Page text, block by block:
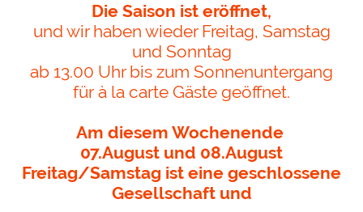
Die Saison ist eröffnet,
und wir haben wieder Freitag, Samstag
und Sonntag
ab 13.00 Uhr bis zum Sonnenuntergang
für à la carte Gäste geöffnet.
Am diesem Wochenende
07.August und 08.August
Freitag/Samstag ist eine geschlossene
Gesellschaft und